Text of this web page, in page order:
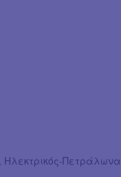
Ηλεκτρικός-Πετράλωνα